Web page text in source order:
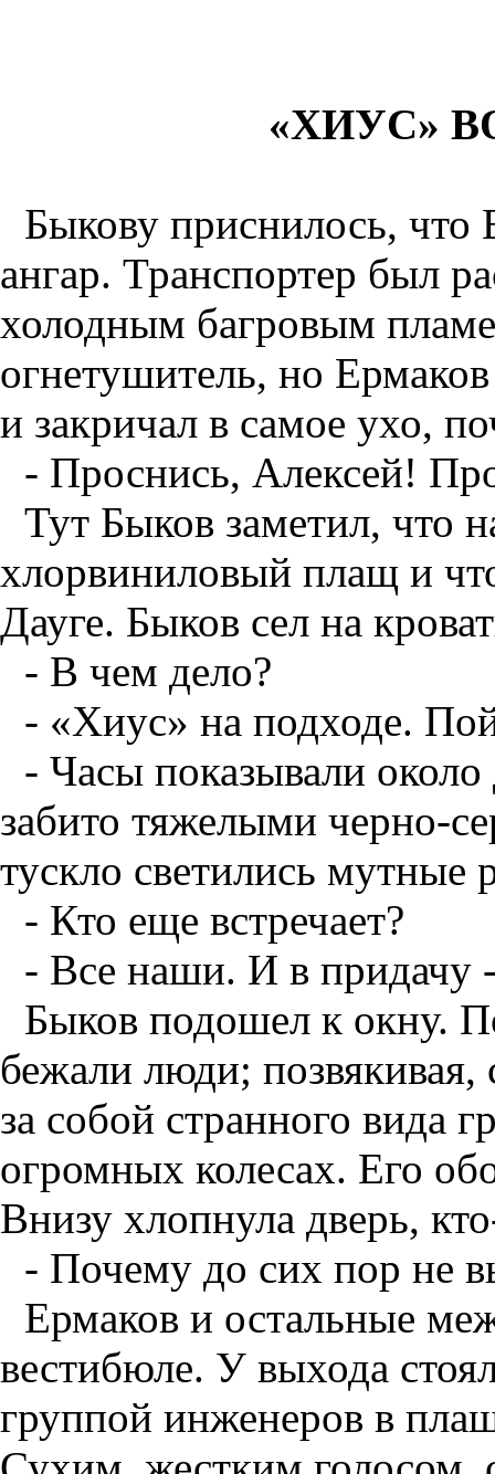
«ХИУС»
Быкову приснилось, что
ангар. Транспортер был
холодным багровым
огнетушитель, но Ермаков
и закричал в самое ухо,
- Проснись, Алексей!
Тут Быков заметил, что
хлорвиниловый плащ и
Дауге. Быков сел на
- В чем дело?
- «Хиус» на подходе.
- Часы показывали
забито тяжелыми черно-
тускло светились
- Кто еще встречает?
- Все наши. И в придачу
Быков подошел к окну.
бежали люди; позвякивая,
за собой странного вида
огромных колесах. Его
Внизу хлопнула дверь,
- Почему до сих пор не
Ермаков и остальные
вестибюле. У выхода
группой инженеров в